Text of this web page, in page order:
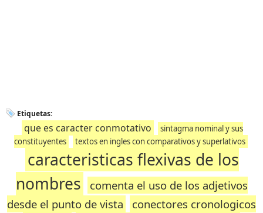
Etiquetas:
que es caracter conmotativo
sintagma nominal y sus
constituyentes
textos en ingles con comparativos y superlativos
caracteristicas flexivas de los
nombres
comenta el uso de los adjetivos
desde el punto de vista
conectores cronologicos